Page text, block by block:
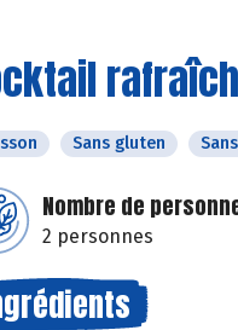
Sans gluten
Nombre de
2 personnes